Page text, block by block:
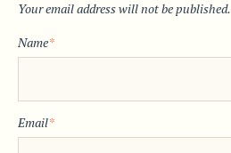
Your email address will not be published.
Name*
Email*